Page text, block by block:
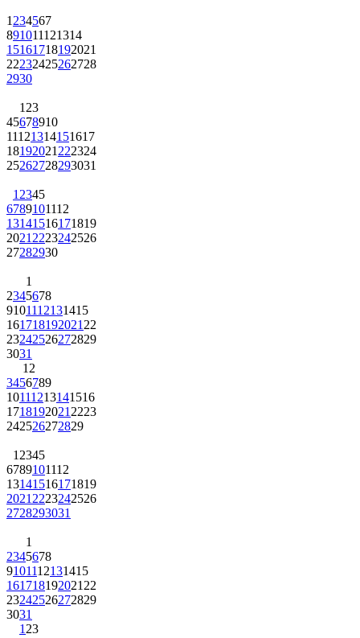
1234567
891011121314
15161718192021
22232425262728
2930
123
45678910
11121314151617
18192021222324
25262728293031
12345
6789101112
13141516171819
20212223242526
27282930
1
2345678
9101112131415
16171819202122
23242526272829
3031
12
3456789
10111213141516
17181920212223
242526272829
12345
6789101112
13141516171819
20212223242526
2728293031
1
2345678
9101112131415
16171819202122
23242526272829
3031
123